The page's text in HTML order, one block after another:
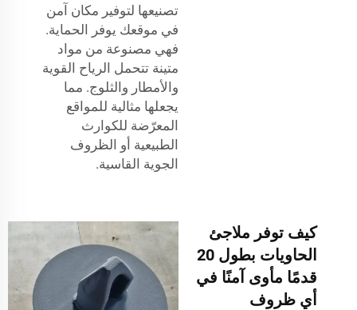
تصنيعها لتوفير مكان آمن
في موقعك يوفر الحماية.
فهي مصنوعة من مواد
متينة تتحمل الرياح القوية
والأمطار والثلوج. مما
يجعلها مثالية للمواقع
المعرّضة للكوارث
الطبيعية أو الظروف
الجوية القاسية.
كيف توفر ملاجئ
الحاويات بطول 20
قدمًا مأوى آمنًا في
أي ظروف